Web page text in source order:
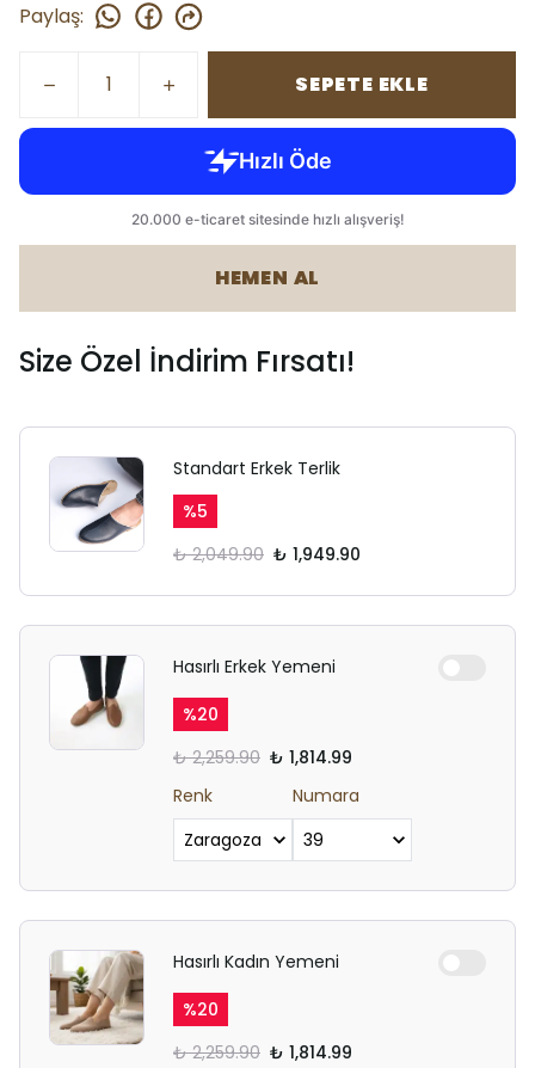
Paylaş:
SEPETE EKLE
HEMEN AL
Size Özel İndirim Fırsatı!
Standart Erkek Terlik
%5
₺ 2,049.90 ₺ 1,949.90
Hasırlı Erkek Yemeni
%20
₺ 2,259.90 ₺ 1,814.99
Renk
Numara
Hasırlı Kadın Yemeni
%20
₺ 2,259.90 ₺ 1,814.99